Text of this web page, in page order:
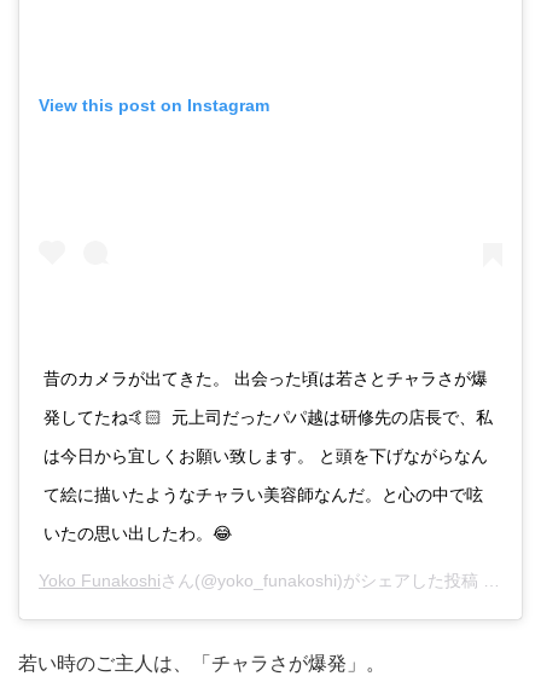
View this post on Instagram
昔のカメラが出てきた。 出会った頃は若さとチャラさが爆
発してたね🤙🏻 ㅤㅤㅤㅤㅤㅤㅤㅤㅤㅤㅤㅤㅤ 元上司だったパパ越は研修先の店長で、私
は今日から宜しくお願い致します。 と頭を下げながらなん
て絵に描いたようなチャラい美容師なんだ。と心の中で呟
いたの思い出したわ。😂
Yoko Funakoshiさん(@yoko_funakoshi)がシェアした投稿 -
若い時のご主人は、「チャラさが爆発」。